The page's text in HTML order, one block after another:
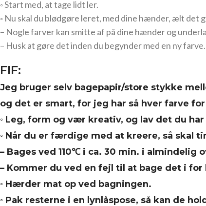
◦ Start med, at tage lidt ler.
◦ Nu skal du blødgøre leret, med dine hænder, ælt det
– Nogle farver kan smitte af på dine hænder og
– Husk at gøre det inden du begynder med en ny farve.
FIF:
Jeg bruger selv bagepapir/store stykke
og det er smart, for jeg har så hver farve
◦ Leg, form og vær kreativ, og lav det du
◦ Når du er færdige med at kreere, så skal
– Bages ved 110℃ i ca. 30 min. i almindelig
– Kommer du ved en fejl til at bage det i
◦ Hærder mat op ved bagningen.
◦ Pak resterne i en lynlåspose, så kan de